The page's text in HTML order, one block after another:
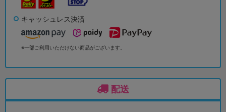
キャッシュレス決済
※一部ご利用いただけない商品がございます。
配送